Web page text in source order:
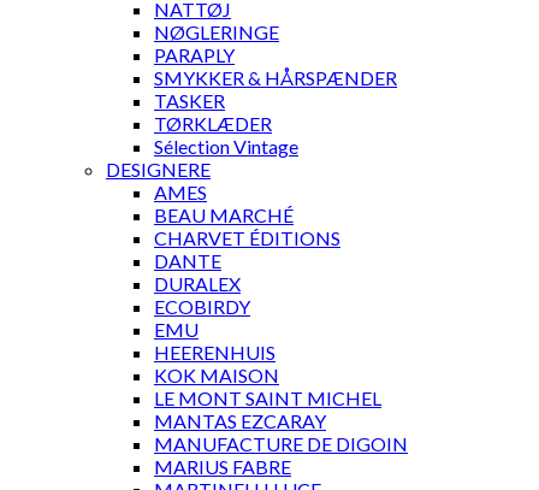
NATTØJ
NØGLERINGE
PARAPLY
SMYKKER & HÅRSPÆNDER
TASKER
TØRKLÆDER
Sélection Vintage
DESIGNERE
AMES
BEAU MARCHÉ
CHARVET ÉDITIONS
DANTE
DURALEX
ECOBIRDY
EMU
HEERENHUIS
KOK MAISON
LE MONT SAINT MICHEL
MANTAS EZCARAY
MANUFACTURE DE DIGOIN
MARIUS FABRE